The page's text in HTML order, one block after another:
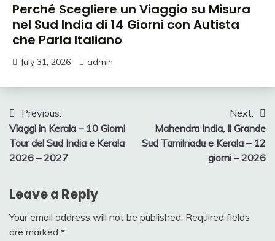
Perché Scegliere un Viaggio su Misura
nel Sud India di 14 Giorni con Autista
che Parla Italiano
July 31, 2026 admin
Post
navigation
Previous:
Viaggi in Kerala – 10 Giorni
Tour del Sud India e Kerala
2026 – 2027
Next:
Mahendra India, Il Grande
Sud Tamilnadu e Kerala – 12
giorni – 2026
Leave a Reply
Your email address will not be published. Required fields
are marked *